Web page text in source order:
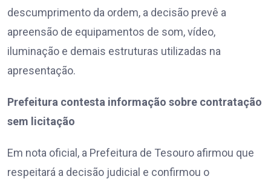
descumprimento da ordem, a decisão prevê a
apreensão de equipamentos de som, vídeo,
iluminação e demais estruturas utilizadas na
apresentação.
Prefeitura contesta informação sobre contratação
sem licitação
Em nota oficial, a Prefeitura de Tesouro afirmou que
respeitará a decisão judicial e confirmou o